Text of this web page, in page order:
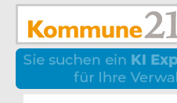
Zum
springen